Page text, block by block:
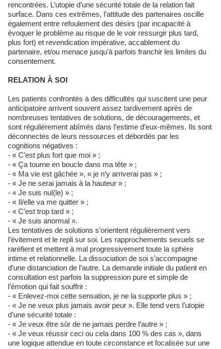
rencontrées. L’utopie d’une sécurité totale de la relation fait
surface. Dans ces extrêmes, l’attitude des partenaires oscille
également entre refoulement des désirs (par incapacité à
évoquer le problème au risque de le voir ressurgir plus tard,
plus fort) et revendication impérative, accablement du
partenaire, et/ou menace jusqu’à parfois franchir les limites du
consentement.
RELATION À SOI
Les patients confrontés à des difficultés qui suscitent une peur
anticipatoire arrivent souvent assez tardivement après de
nombreuses tentatives de solutions, de découragements, et
sont régulièrement abîmés dans l’estime d’eux-mêmes. Ils sont
déconnectés de leurs ressources et débordés par les
cognitions négatives :
- « C’est plus fort que moi » ;
- « Ça tourne en boucle dans ma tête » ;
- « Ma vie est gâchée », « je n’y arriverai pas » ;
- « Je ne serai jamais à la hauteur » ;
- « Je suis nul(le) » ;
- « Il/elle va me quitter » ;
- « C’est trop tard » ;
- « Je suis anormal ».
Les tentatives de solutions s’orientent régulièrement vers
l’évitement et le repli sur soi. Les rapprochements sexuels se
raréfient et mettent à mal progressivement toute la sphère
intime et relationnelle. La dissociation de soi s’accompagne
d’une distanciation de l’autre. La demande initiale du patient en
consultation est parfois la suppression pure et simple de
l’émotion qui fait souffrir :
- « Enlevez-moi cette sensation, je ne la supporte plus » ;
- « Je ne veux plus jamais avoir peur ». Elle tend vers l’utopie
d’une sécurité totale :
- « Je veux être sûr de ne jamais perdre l’autre » ;
- « Je veux réussir ceci ou cela dans 100 % des cas », dans
une logique attendue en toute circonstance et focalisée sur une